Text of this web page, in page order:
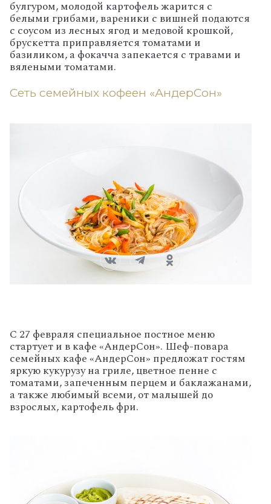
булгуром, молодой картофель жарится с
белыми грибами, вареники с вишней подаются
с соусом из лесных ягод и медовой крошкой,
брускетта приправляется томатами и
базиликом, а фокачча запекается с травами и
вялеными томатами.
Сеть семейных кофеен «АндерСон»
С 27 февраля специальное постное меню
стартует и в кафе «АндерСон». Шеф-повара
семейных кафе «АндерСон» предложат гостям
яркую кукурузу на гриле, цветное пенне с
томатами, запеченным перцем и баклажанами,
а также любимый всеми, от малышей до
взрослых, картофель фри.